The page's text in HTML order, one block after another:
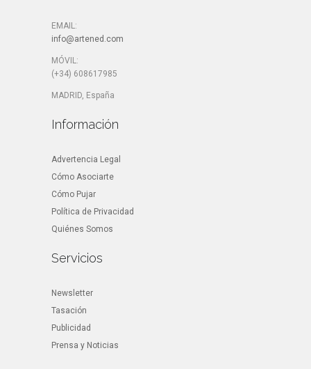
EMAIL:
info@artened.com
MÓVIL:
(+34) 608617985
MADRID, España
Información
Advertencia Legal
Cómo Asociarte
Cómo Pujar
Política de Privacidad
Quiénes Somos
Servicios
Newsletter
Tasación
Publicidad
Prensa y Noticias